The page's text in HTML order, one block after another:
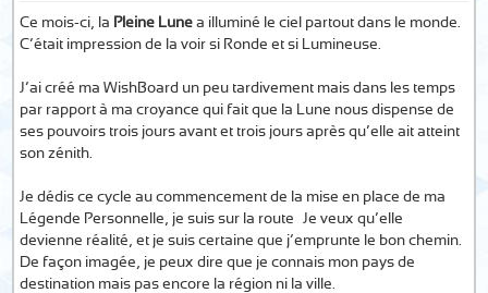
Ce mois-ci, la Pleine Lune a illuminé le ciel partout dans le monde.
C’était impression de la voir si Ronde et si Lumineuse.
J’ai créé ma WishBoard un peu tardivement mais dans les temps
par rapport à ma croyance qui fait que la Lune nous dispense de
ses pouvoirs trois jours avant et trois jours après qu’elle ait atteint
son zénith.
Je dédis ce cycle au commencement de la mise en place de ma
Légende Personnelle, je suis sur la route… Je veux qu’elle
devienne réalité, et je suis certaine que j’emprunte le bon chemin.
De façon imagée, je peux dire que je connais mon pays de
destination mais pas encore la région ni la ville.